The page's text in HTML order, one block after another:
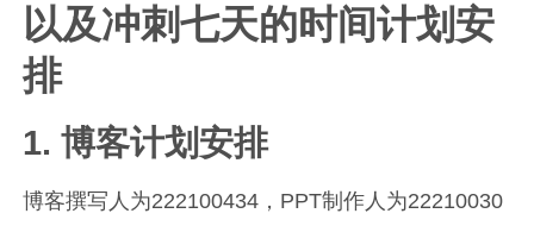
以及冲刺七天的时间计划安
排
1. 博客计划安排
博客撰写人为222100434，PPT制作人为22210030